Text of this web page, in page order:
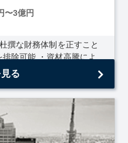
〜3億円
撰な財務体制を正すこと
除可能 ・資材高騰によ
性...
る